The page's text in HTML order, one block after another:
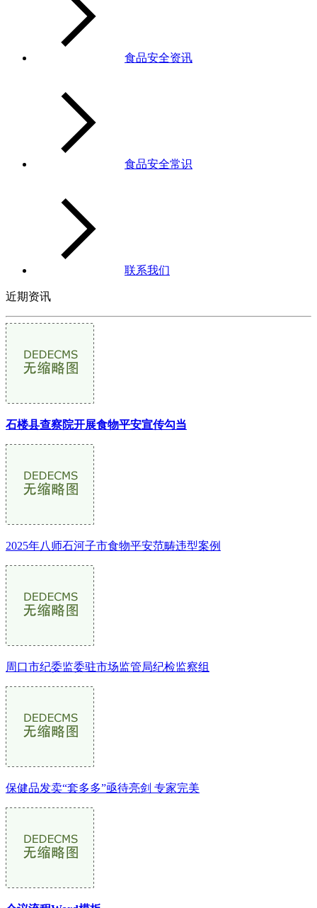
食品安全资讯
食品安全常识
联系我们
近期资讯
石楼县查察院开展食物平安宣传勾当
2025年八师石河子市食物平安范畴违型案例
周口市纪委监委驻市场监管局纪检监察组
保健品发卖“套多多”亟待亮剑 专家完美